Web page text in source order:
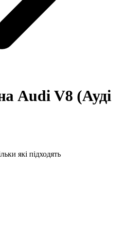
Audi V8 (Ауді
які підходять